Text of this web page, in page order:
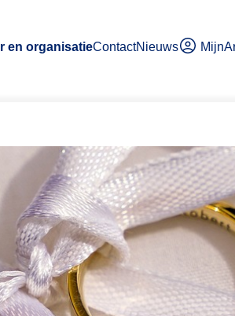
en organisatieContactNieuws